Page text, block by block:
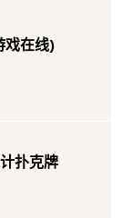
戏在线)
扑克牌